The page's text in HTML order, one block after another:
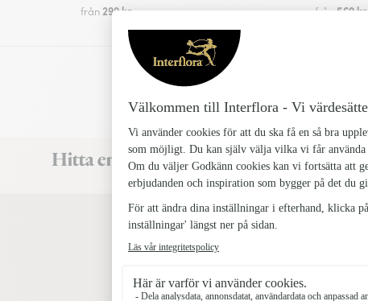
från299 kr från569 kr
Hitta en Interflora-ansluten